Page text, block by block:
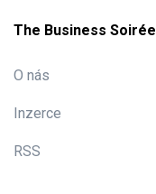
The Business Soirée
O nás
Inzerce
RSS